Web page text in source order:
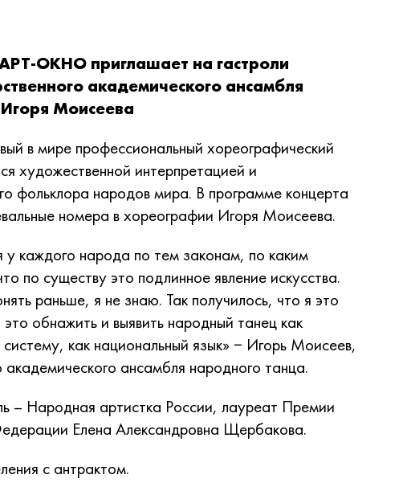
ОКНО приглашает на гастроли
академического ансамбля
Моисеева
в мире профессиональный хореографический
художественной интерпретацией и
фольклора народов мира. В программе концерта
номера в хореографии Игоря Моисеева.
каждого народа по тем законам, по каким
по существу это подлинное явление искусства.
раньше, я не знаю. Так получилось, что я это
обнажить и выявить народный танец как
как национальный язык» − Игорь Моисеев,
академического ансамбля народного танца.
– Народная артистка России, лауреат Премии
Елена Александровна Щербакова.
с антрактом.